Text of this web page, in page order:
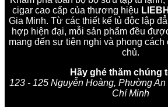
cigar cao cấp của thương hiệu
Gia Minh. Từ các thiết kế tủ độc lập
hợp hiện đại, mỗi sản phẩm đều
mang đến sự tiện nghi và phong cách
chủ.
Hãy ghé thăm chúng
123 - 125 Nguyễn Hoàng, Phường An
Chí Minh